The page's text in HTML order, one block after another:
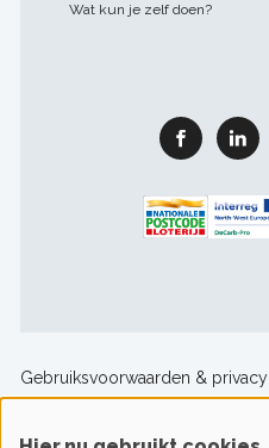
Wat kun je zelf doen?
Facebook Linkedin
Footer
sitelinks
Gebruiksvoorwaarden & privacy